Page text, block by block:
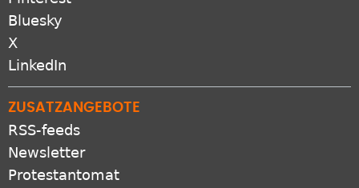
Pinterest
Bluesky
X
ZUSATZANGEBOTE
RSS-feeds
Newsletter